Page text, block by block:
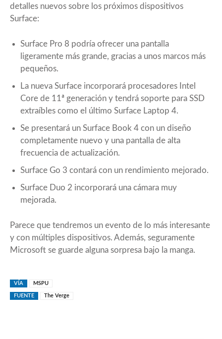
detalles nuevos sobre los próximos dispositivos
Surface:
Surface Pro 8 podría ofrecer una pantalla
ligeramente más grande, gracias a unos marcos más
pequeños.
La nueva Surface incorporará procesadores Intel
Core de 11ª generación y tendrá soporte para SSD
extraíbles como el último Surface Laptop 4.
Se presentará un Surface Book 4 con un diseño
completamente nuevo y una pantalla de alta
frecuencia de actualización.
Surface Go 3 contará con un rendimiento mejorado.
Surface Duo 2 incorporará una cámara muy
mejorada.
Parece que tendremos un evento de lo más interesante
y con múltiples dispositivos. Además, seguramente
Microsoft se guarde alguna sorpresa bajo la manga.
VÍA MSPU
FUENTE The Verge